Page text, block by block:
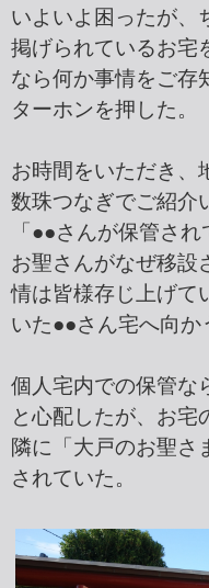
いよいよ困ったが、
掲げられているお宅
なら何か事情をご存
ターホンを押した。
お時間をいただき、
数珠つなぎでご紹介
「●●さんが保管され
お聖さんがなぜ移設
情は皆様存じ上げて
いた●●さん宅へ向か
個人宅内での保管な
と心配したが、お宅
隣に「大戸のお聖さ
されていた。